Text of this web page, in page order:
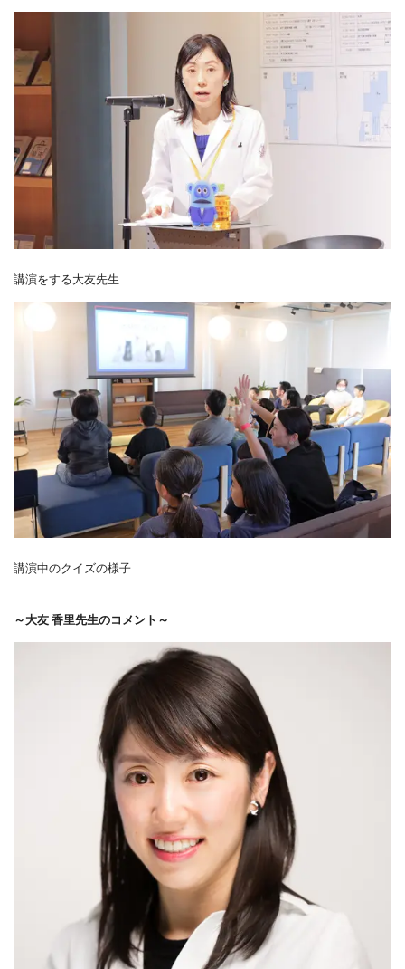
講演をする大友先生
講演中のクイズの様子
～大友 香里先生のコメント～